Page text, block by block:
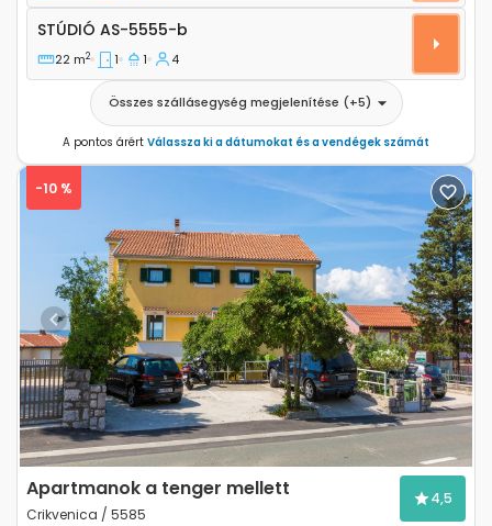
Stúdió AS-5555-b
STÚDIÓ AS-5555-b
22 m2 1 1 4
Összes szállásegység megjelenítése (+5)
A pontos árért Válassza ki a dátumokat és a vendégek számát
Previous Next
-10 %
Apartmanok a tenger mellett
Crikvenica / 5585
4,5